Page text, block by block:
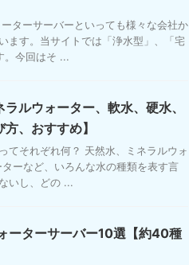
ターサーバーといっても様々な会社か
ます。当サイトでは「浄水型」、「宅
。今回はそ ...
ルウォーター、軟水、硬水、
、おすすめ】
てそれぞれ何？ 天然水、ミネラルウォ
ーなど、いろんな水の種類を表す言
いし、どの ...
ーターサーバー10選【約40種